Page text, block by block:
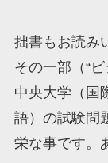
拙書もお読み
その一部（“
中央大学（国
語）の試験問
栄な事です。